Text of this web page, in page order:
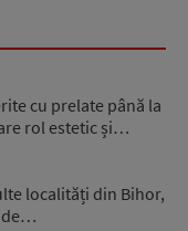
cu prelate până la
rol estetic și…
localități din Bihor,
de…